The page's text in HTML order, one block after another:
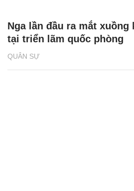
QUÂN SỰ
Nga lần đầu ra mắt
tại triển lãm quốc phòng